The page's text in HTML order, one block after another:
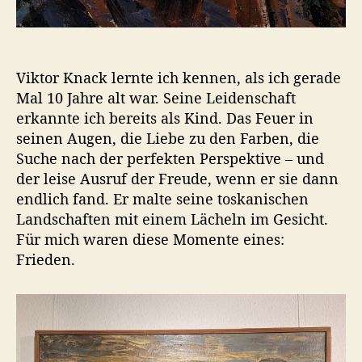
n
r
G
e
g
e
n
w
a
r
t
Viktor Knack lernte ich kennen, als ich gerade
Mal 10 Jahre alt war. Seine Leidenschaft
erkannte ich bereits als Kind. Das Feuer in
seinen Augen, die Liebe zu den Farben, die
Suche nach der perfekten Perspektive – und
der leise Ausruf der Freude, wenn er sie dann
endlich fand. Er malte seine toskanischen
Landschaften mit einem Lächeln im Gesicht.
Für mich waren diese Momente eines:
Frieden.